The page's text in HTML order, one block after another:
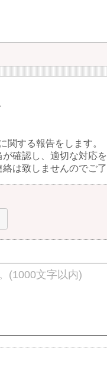
関する報告をします。
確認し、適切な対応を
は致しませんのでご了